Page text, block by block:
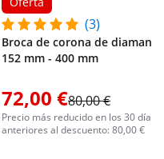
(3)
Broca de corona de
152 mm - 400 mm
72,00 €80,00 €
Precio más reducido en los 30 días
anteriores al descuento: 80,00 €